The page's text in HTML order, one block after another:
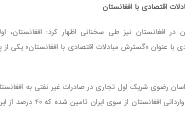
اقتصادی با افغانستان
در افغانستان نیز طی سخنانی اظهار کرد:
با عنوان «گسترش مبادلات اقتصادی با افغانستان» یکی
رضوی شریک اول تجاری در صادرات غیر نفتی به
گذشته 30 درصد از بازارهای